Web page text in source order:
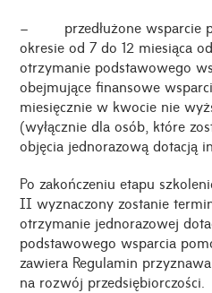
– przedłużone wsparcie
okresie od 7 do 12 miesiąca
otrzymanie podstawowego
obejmujące finansowe
miesięcznie w kwocie nie
(wyłącznie dla osób, które
objęcia jednorazową dotacją
Po zakończeniu etapu
II wyznaczony zostanie
otrzymanie jednorazowej
podstawowego wsparcia
zawiera Regulamin
na rozwój przedsiębiorczości.